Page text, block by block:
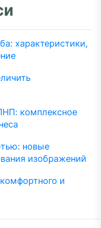
характеристики,
комплексное
новые
изображений
и